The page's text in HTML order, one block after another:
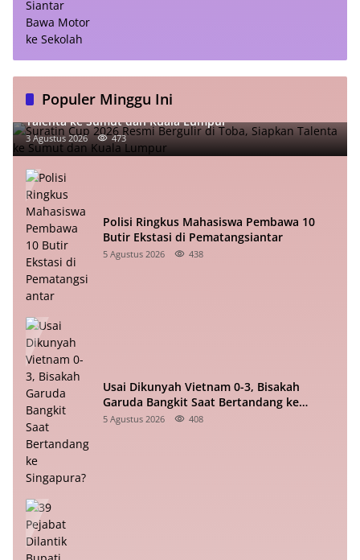
Populer Minggu Ini
Suratin Cup 2026 Resmi Bergulir di Toba, Siapkan
Talenta ke Sumut dan Kuala Lumpur
3 Agustus 2026 473
Polisi Ringkus Mahasiswa Pembawa 10
Butir Ekstasi di Pematangsiantar
5 Agustus 2026 438
Usai Dikunyah Vietnam 0-3, Bisakah
Garuda Bangkit Saat Bertandang ke
Singapura?
5 Agustus 2026 408